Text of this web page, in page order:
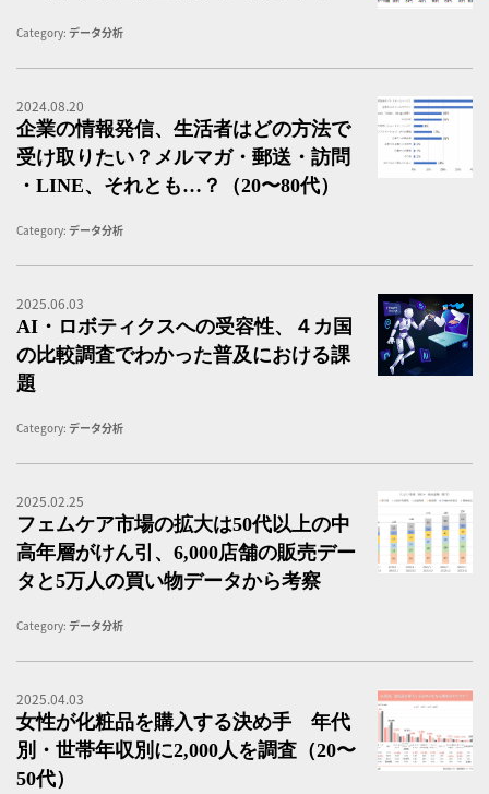
Category: データ分析
2024.08.20
企業の情報発信、生活者はどの方法で
受け取りたい？メルマガ・郵送・訪問
・LINE、それとも…？（20〜80代）
Category: データ分析
2025.06.03
AI・ロボティクスへの受容性、４カ国
の比較調査でわかった普及における課
題
Category: データ分析
2025.02.25
フェムケア市場の拡大は50代以上の中
高年層がけん引、6,000店舗の販売デー
タと5万人の買い物データから考察
Category: データ分析
2025.04.03
女性が化粧品を購入する決め手 年代
別・世帯年収別に2,000人を調査（20〜
50代）